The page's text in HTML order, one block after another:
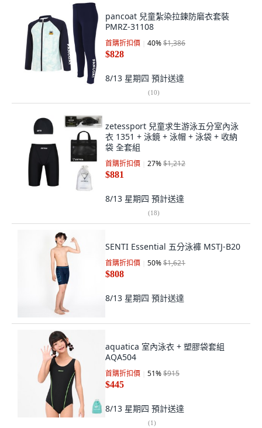
pancoat 兒童紮染拉鍊防磨衣套裝
PMRZ-31108
首購折扣價 40%$1,386
$828
8/13 星期四 預計送達
(10)
zetessport 兒童求生游泳五分室內泳
衣 1351 + 泳鏡 + 泳帽 + 泳袋 + 收納
袋 全套組
首購折扣價 27%$1,212
$881
8/13 星期四 預計送達
(18)
SENTI Essential 五分泳褲 MSTJ-B20
首購折扣價 50%$1,621
$808
8/13 星期四 預計送達
aquatica 室內泳衣 + 塑膠袋套組
AQA504
首購折扣價 51%$915
$445
8/13 星期四 預計送達
(1)